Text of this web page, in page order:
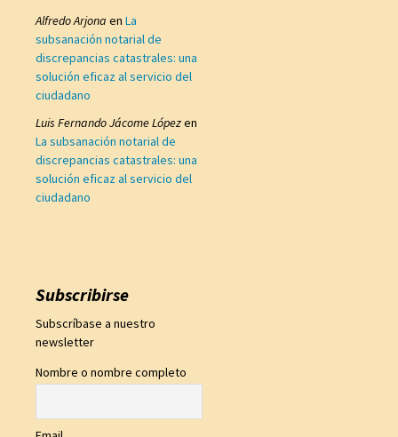
Alfredo Arjona en La
subsanación notarial de
discrepancias catastrales: una
solución eficaz al servicio del
ciudadano
Luis Fernando Jácome Lópezen
La subsanación notarial de
discrepancias catastrales: una
solución eficaz al servicio del
ciudadano
Subscribirse
Subscríbase a nuestro
newsletter
Nombre o nombre completo